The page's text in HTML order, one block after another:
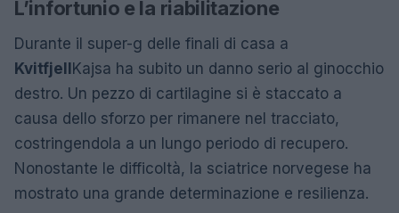
L’infortunio e la riabilitazione
Durante il super-g delle finali di casa a
Kvitfjell Kajsa ha subito un danno serio al ginocchio
destro. Un pezzo di cartilagine si è staccato a
causa dello sforzo per rimanere nel tracciato,
costringendola a un lungo periodo di recupero.
Nonostante le difficoltà, la sciatrice norvegese ha
mostrato una grande determinazione e resilienza.